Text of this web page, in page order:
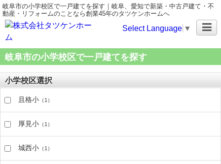
岐阜市の小学校区で一戸建てを探す｜岐阜、愛知で新築・中古戸建て・不
動産・リフォームのことなら創業45年のタツケンホームへ
Select Language ▼
岐阜市の小学校区で一戸建てを探す
小学校区選択
且格小 （1）
厚見小 （1）
城西小 （1）